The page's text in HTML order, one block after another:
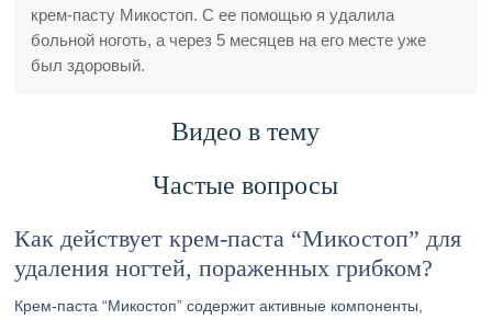
крем-пасту Микостоп. С ее помощью я удалила
больной ноготь, а через 5 месяцев на его месте уже
был здоровый.
Видео в тему
Частые вопросы
Как действует крем-паста “Микостоп” для
удаления ногтей, пораженных грибком?
Крем-паста “Микостоп” содержит активные компоненты,